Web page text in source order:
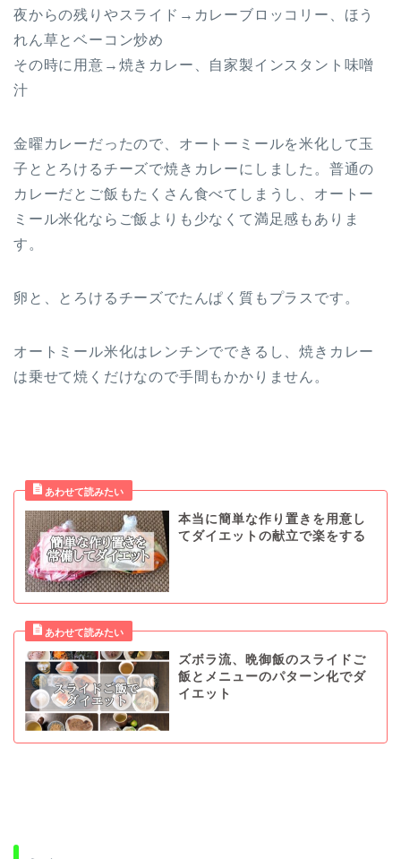
夜からの残りやスライド→カレーブロッコリー、ほう
れん草とベーコン炒め
その時に用意→焼きカレー、自家製インスタント味噌
汁
金曜カレーだったので、オートーミールを米化して玉
子ととろけるチーズで焼きカレーにしました。普通の
カレーだとご飯もたくさん食べてしまうし、オートー
ミール米化ならご飯よりも少なくて満足感もありま
す。
卵と、とろけるチーズでたんぱく質もプラスです。
オートミール米化はレンチンでできるし、焼きカレー
は乗せて焼くだけなので手間もかかりません。
本当に簡単な作り置きを用意し
てダイエットの献立で楽をする
ズボラ流、晩御飯のスライドご
飯とメニューのパターン化でダ
イエット